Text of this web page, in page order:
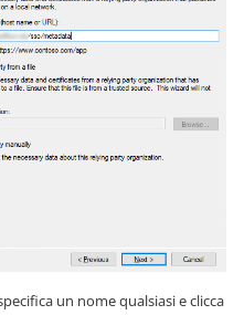
un nome qualsiasi e clicca